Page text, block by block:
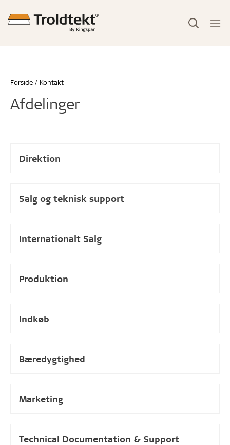
Forside Kontakt
Afdelinger
Direktion
Salg og teknisk support
Internationalt Salg
Produktion
Indkøb
Bæredygtighed
Marketing
Technical Documentation & Support